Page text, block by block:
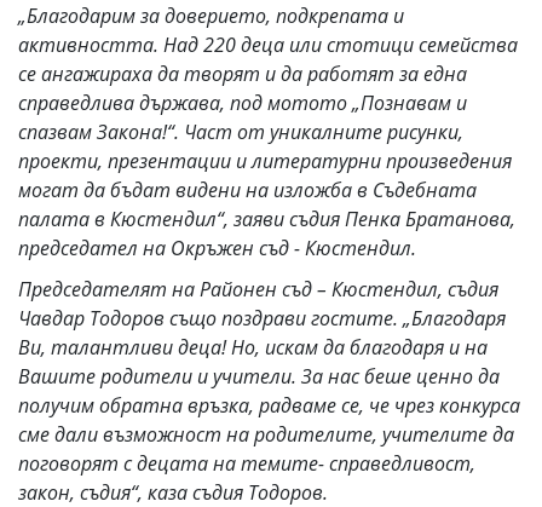
„Благодарим за доверието, подкрепата и
активността. Над 220 деца или стотици семейства
се ангажираха да творят и да работят за една
справедлива държава, под мотото „Познавам и
спазвам Закона!“. Част от уникалните рисунки,
проекти, презентации и литературни произведения
могат да бъдат видени на изложба в Съдебната
палата в Кюстендил“, заяви съдия Пенка Братанова,
председател на Окръжен съд - Кюстендил.
Председателят на Районен съд – Кюстендил, съдия
Чавдар Тодоров също поздрави гостите. „Благодаря
Ви, талантливи деца! Но, искам да благодаря и на
Вашите родители и учители. За нас беше ценно да
получим обратна връзка, радваме се, че чрез конкурса
сме дали възможност на родителите, учителите да
поговорят с децата на темите- справедливост,
закон, съдия“, каза съдия Тодоров.